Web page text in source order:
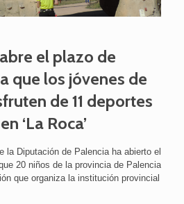
el plazo de
que los jóvenes de
de 11 deportes
‘La Roca’
la Diputación de Palencia ha abierto el
20 niños de la provincia de Palencia
que organiza la institución provincial